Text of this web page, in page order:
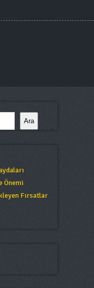
Ara
Önemi
Fırsatlar